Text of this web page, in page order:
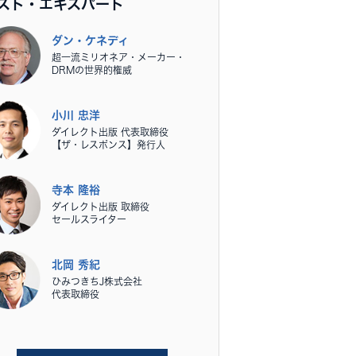
ト・エキスパート
ダン・ケネディ
超一流ミリオネア・メーカー・
DRMの世界的権威
小川 忠洋
ダイレクト出版 代表取締役
【ザ・レスポンス】発行人
寺本 隆裕
ダイレクト出版 取締役
セールスライター
北岡 秀紀
ひみつきちJ株式会社
代表取締役